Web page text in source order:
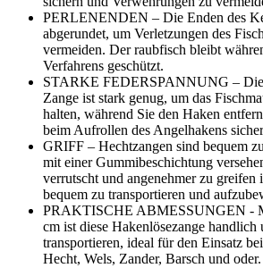
PERLENENDEN – Die Enden des
abgerundet, um Verletzungen des
vermeiden. Der raubfisch bleibt
Verfahrens geschützt.
STARKE FEDERSPANNUNG – Die
Zange ist stark genug, um das
halten, während Sie den Haken
beim Aufrollen des Angelhakens
GRIFF – Hechtzangen sind bequem
mit einer Gummibeschichtung
verrutscht und angenehmer zu greifen
bequem zu transportieren und
PRAKTISCHE ABMESSUNGEN -
cm ist diese Hakenlösezange handlich
transportieren, ideal für den Einsatz
Hecht, Wels, Zander, Barsch und oder.